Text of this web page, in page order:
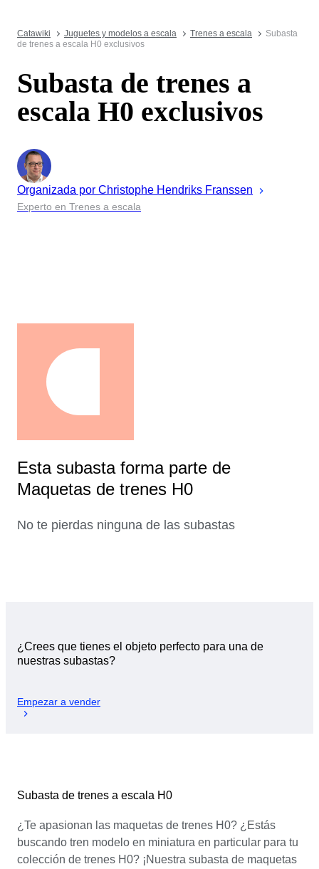
Catawiki Juguetes y modelos a escala Trenes a escala
Subasta
de trenes a escala H0 exclusivos
Subasta de trenes a
escala H0 exclusivos
Organizada por Christophe Hendriks Franssen
Experto en Trenes a escala
Esta subasta forma parte de
Maquetas de trenes H0
No te pierdas ninguna de las subastas
¿Crees que tienes el objeto perfecto para una de
nuestras subastas?
Empezar a vender
Subasta de trenes a escala H0
¿Te apasionan las maquetas de trenes H0? ¿Estás
buscando tren modelo en miniatura en particular para tu
colección de trenes H0? ¡Nuestra subasta de maquetas